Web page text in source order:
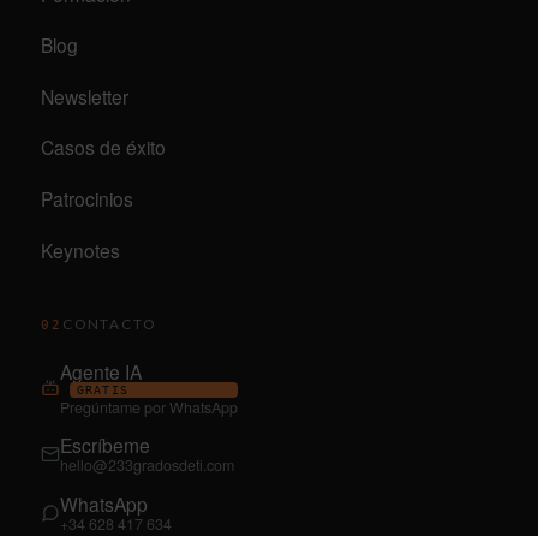
Blog
Newsletter
Casos de éxito
Patrocinios
Keynotes
02 CONTACTO
Agente IA
GRATIS
Pregúntame por WhatsApp
Escríbeme
hello@233gradosdeti.com
WhatsApp
+34 628 417 634